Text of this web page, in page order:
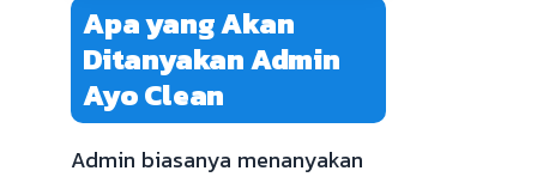
Apa yang Akan
Ditanyakan Admin
Ayo Clean
Admin biasanya menanyakan